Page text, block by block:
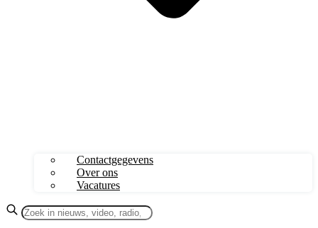
Contactgegevens
Over ons
Vacatures